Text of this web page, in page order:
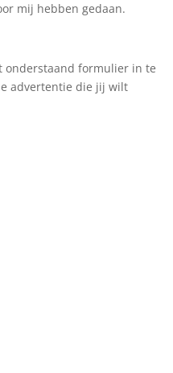
mij hebben gedaan.
onderstaand formulier in te
advertentie die jij wilt